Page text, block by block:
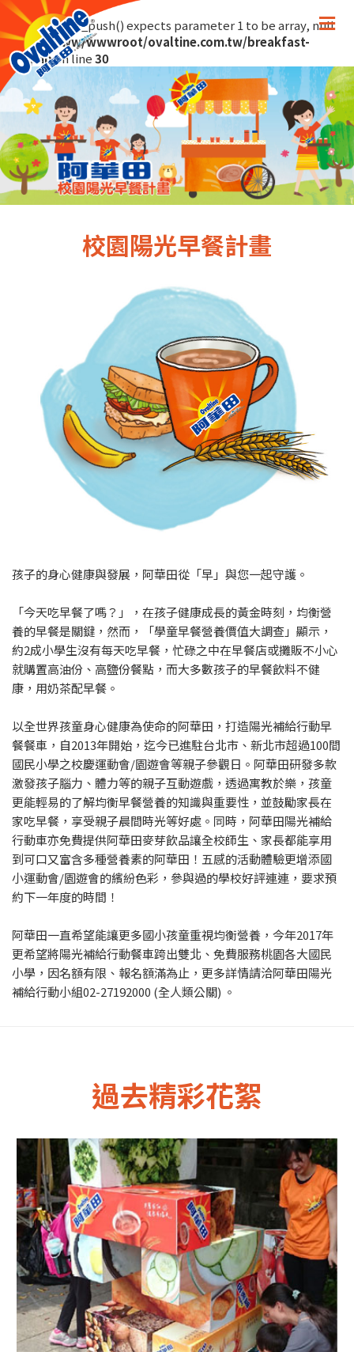
Warning: array_push() expects parameter 1 to be array, null
given in/www/wwwroot/ovaltine.com.tw/breakfast-
plan.phpon line30
校園陽光早餐計畫
孩子的身心健康與發展，阿華田從「早」與您一起守護。
「今天吃早餐了嗎？」，在孩子健康成長的黃金時刻，均衡營
養的早餐是關鍵，然而，「學童早餐營養價值大調查」顯示，
約2成小學生沒有每天吃早餐，忙碌之中在早餐店或攤販不小心
就購置高油份、高鹽份餐點，而大多數孩子的早餐飲料不健
康，用奶茶配早餐。
以全世界孩童身心健康為使命的阿華田，打造陽光補給行動早
餐餐車，自2013年開始，迄今已進駐台北市、新北市超過100間
國民小學之校慶運動會/園遊會等親子參觀日。阿華田研發多款
激發孩子腦力、體力等的親子互動遊戲，透過寓教於樂，孩童
更能輕易的了解均衡早餐營養的知識與重要性，並鼓勵家長在
家吃早餐，享受親子晨間時光等好處。同時，阿華田陽光補給
行動車亦免費提供阿華田麥芽飲品讓全校師生、家長都能享用
到可口又富含多種營養素的阿華田！五感的活動體驗更增添國
小運動會/園遊會的繽紛色彩，參與過的學校好評連連，要求預
約下一年度的時間！
阿華田一直希望能讓更多國小孩童重視均衡營養，今年2017年
更希望將陽光補給行動餐車跨出雙北、免費服務桃園各大國民
小學，因名額有限、報名額滿為止，更多詳情請洽阿華田陽光
補給行動小組02-27192000 (全人類公關) 。
過去精彩花絮